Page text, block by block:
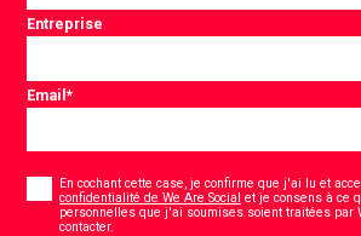
Entreprise
Email*
En cochant cette case, je confirme que j'ai lu et
confidentialité de We Are Social et je consens à ce
personnelles que j'ai soumises soient traitées par
contacter.